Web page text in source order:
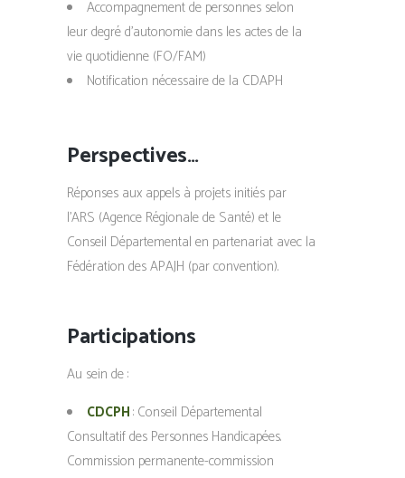
Accompagnement de personnes selon
leur degré d’autonomie dans les actes de la
vie quotidienne (FO/FAM)
Notification nécessaire de la CDAPH
Perspectives…
Réponses aux appels à projets initiés par
l’ARS (Agence Régionale de Santé) et le
Conseil Départemental en partenariat avec la
Fédération des APAJH (par convention).
Participations
Au sein de :
CDCPH: Conseil Départemental
Consultatif des Personnes Handicapées.
Commission permanente-commission